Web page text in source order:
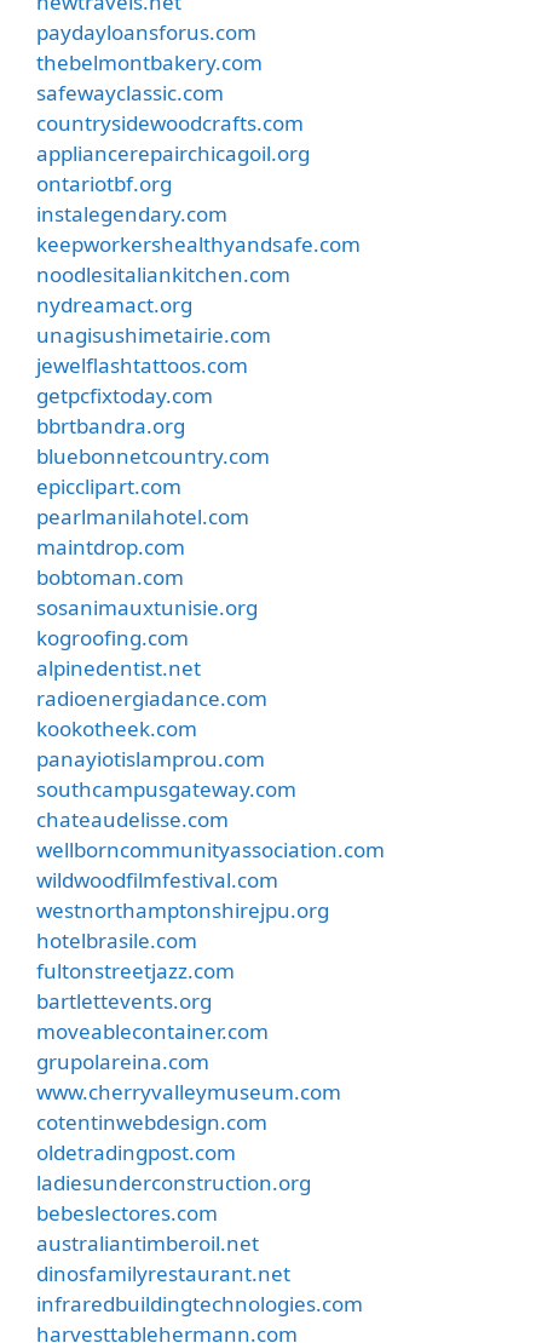
paydayloansforus.com
thebelmontbakery.com
safewayclassic.com
countrysidewoodcrafts.com
appliancerepairchicagoil.org
ontariotbf.org
instalegendary.com
keepworkershealthyandsafe.com
noodlesitaliankitchen.com
nydreamact.org
unagisushimetairie.com
jewelflashtattoos.com
getpcfixtoday.com
bbrtbandra.org
bluebonnetcountry.com
epicclipart.com
pearlmanilahotel.com
maintdrop.com
bobtoman.com
sosanimauxtunisie.org
kogroofing.com
alpinedentist.net
radioenergiadance.com
kookotheek.com
panayiotislamprou.com
southcampusgateway.com
chateaudelisse.com
wellborncommunityassociation.com
wildwoodfilmfestival.com
westnorthamptonshirejpu.org
hotelbrasile.com
fultonstreetjazz.com
bartlettevents.org
moveablecontainer.com
grupolareina.com
www.cherryvalleymuseum.com
cotentinwebdesign.com
oldetradingpost.com
ladiesunderconstruction.org
bebeslectores.com
australiantimberoil.net
dinosfamilyrestaurant.net
infraredbuildingtechnologies.com
harvesttablehermann.com